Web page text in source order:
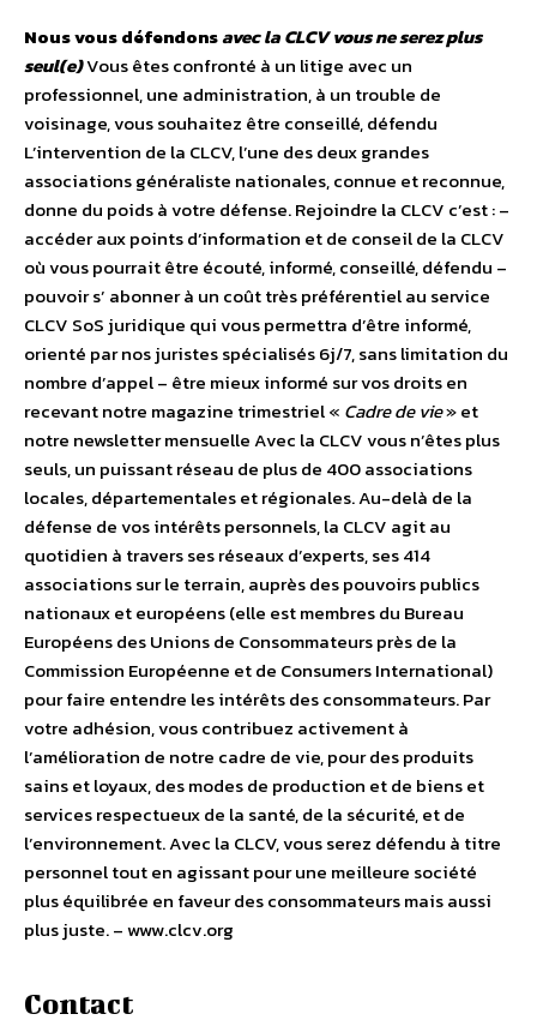
Nous vous défendonsavec la CLCV vous ne serez plus
seul(e)Vous êtes confronté à un litige avec un
professionnel, une administration, à un trouble de
voisinage, vous souhaitez être conseillé, défendu
L’intervention de la CLCV, l’une des deux grandes
associations généraliste nationales, connue et reconnue,
donne du poids à votre défense. Rejoindre la CLCV c’est : –
accéder aux points d’information et de conseil de la CLCV
où vous pourrait être écouté, informé, conseillé, défendu –
pouvoir s’ abonner à un coût très préférentiel au service
CLCV SoS juridique qui vous permettra d’être informé,
orienté par nos juristes spécialisés 6j/7, sans limitation du
nombre d’appel – être mieux informé sur vos droits en
recevant notre magazine trimestriel « Cadre de vie» et
notre newsletter mensuelle Avec la CLCV vous n’êtes plus
seuls, un puissant réseau de plus de 400 associations
locales, départementales et régionales. Au-delà de la
défense de vos intérêts personnels, la CLCV agit au
quotidien à travers ses réseaux d’experts, ses 414
associations sur le terrain, auprès des pouvoirs publics
nationaux et européens (elle est membres du Bureau
Européens des Unions de Consommateurs près de la
Commission Européenne et de Consumers International)
pour faire entendre les intérêts des consommateurs. Par
votre adhésion, vous contribuez activement à
l’amélioration de notre cadre de vie, pour des produits
sains et loyaux, des modes de production et de biens et
services respectueux de la santé, de la sécurité, et de
l’environnement. Avec la CLCV, vous serez défendu à titre
personnel tout en agissant pour une meilleure société
plus équilibrée en faveur des consommateurs mais aussi
plus juste. – www.clcv.org
Contact